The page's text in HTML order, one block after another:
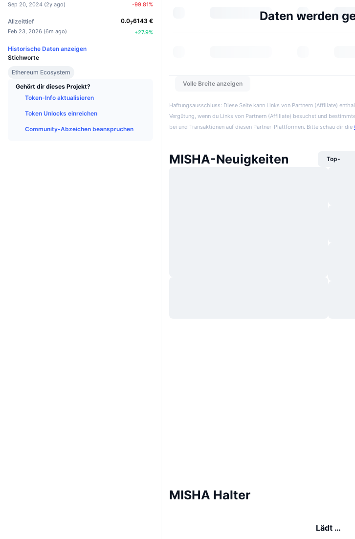
Sep 20, 2024 (2y ago) -99.81%
Allzeittief
Feb 23, 2026 (6m ago)
0.076143 €
+27.9%
Historische Daten anzeigen
Stichworte
Ethereum Ecosystem
Gehört dir dieses Projekt?
Token-Info aktualisieren
Token Unlocks einreichen
Community-Abzeichen beanspruchen
Daten werden
Volle Breite anzeigen
Haftungsausschluss: Diese Seite kann Links von Partnern (Affiliate)
Vergütung, wenn du Links von Partnern (Affiliate) besuchst und
bei und Transaktionen auf diesen Partner-Plattformen. Bitte schau dir die
MISHA-Neuigkeiten Top-
MISHA Halter
Lädt …